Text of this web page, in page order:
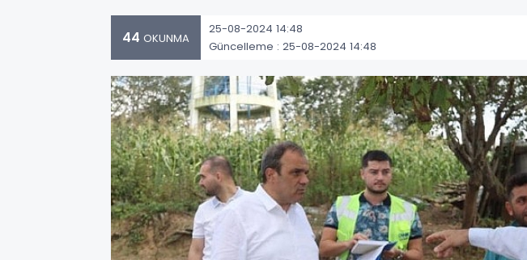
44 OKUNMA
25-08-2024 14:48
Güncelleme : 25-08-2024 14:48